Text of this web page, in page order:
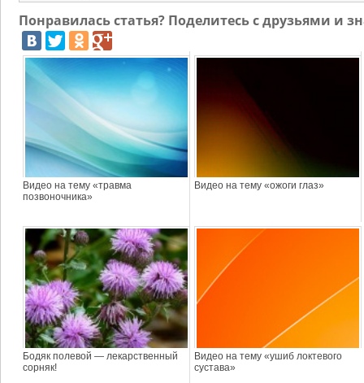
Понравилась статья? Поделитесь с друзьями и
Видео на тему «травма
позвоночника»
Видео на тему «ожоги глаз»
Бодяк полевой — лекарственный
сорняк!
Видео на тему «ушиб локтевого
сустава»